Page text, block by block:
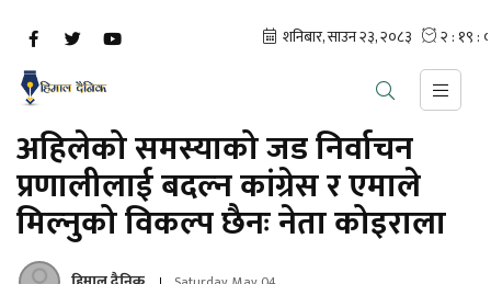
अहिलेको समस्याको जड निर्वाचन
प्रणालीलाई बदल्न कांग्रेस र एमाले
मिल्नुको विकल्प छैनः नेता कोइराला